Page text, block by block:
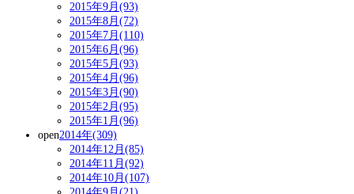
2015年9月(93)
2015年8月(72)
2015年7月(110)
2015年6月(96)
2015年5月(93)
2015年4月(96)
2015年3月(90)
2015年2月(95)
2015年1月(96)
open2014年(309)
2014年12月(85)
2014年11月(92)
2014年10月(107)